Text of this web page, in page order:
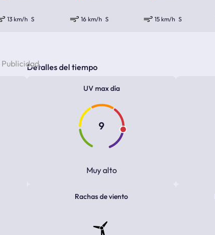
13 km/h S 16 km/h S 15 km/h S
Detalles del tiempo
UV max día
9
Muy alto
Rachas de viento